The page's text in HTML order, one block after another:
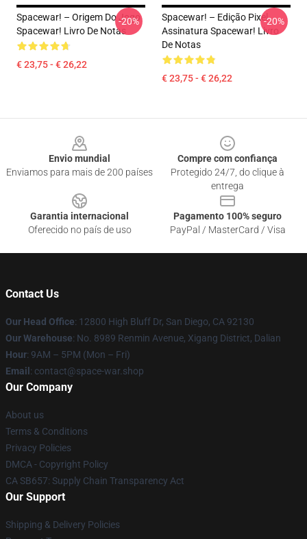
Spacewar! – Origem Do Jogo
Spacewar! Livro De Notas
€ 23,75 - € 26,22
-20%
Spacewar! – Edição Pixel
Assinatura Spacewar! Livro
De Notas
€ 23,75 - € 26,22
-20%
Envio mundial
Enviamos para mais de 200 países
Compre com confiança
Protegido 24/7, do clique à
entrega
Garantia internacional
Oferecido no país de uso
Pagamento 100% seguro
PayPal / MasterCard / Visa
Contact Us
Our Head Office: 12800 High Bluff Dr, San Diego, CA 92130
Our Warehouse: No. 8989 Renmin Avenue, Xigang District, Dalian
Hour: 9AM – 5PM (Mon – Fri)
Email : contact@space-war.shop
Our Company
About us
Terms & Conditions
Privacy Policies
DMCA - Copyright Policy
CA SB657: Supply Chain Transparency Act
Our Support
Shipping & Delivery Policies